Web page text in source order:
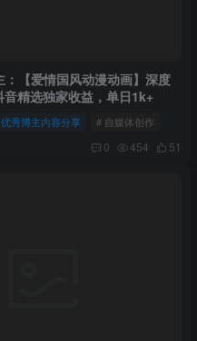
益1k+ “不略”爆火简笔画书单号项目拆解，利用AI快速制作简笔画书单视频
：【爱情国风动漫动画】深度
精选独家收益，单日1k+
优秀博主内容分享 # 自媒体创作
0 454 51